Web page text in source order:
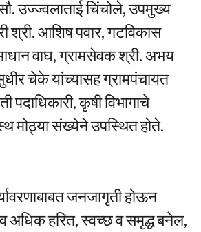
उज्ज्वलाताई चिंचोले, उपमुख्य
श्री. आशिष पवार, गटविकास
वाघ, ग्रामसेवक श्री. अभय
चेके यांच्यासह ग्रामपंचायत
पदाधिकारी, कृषी विभागाचे
मोठ्या संख्येने उपस्थित होते.
जनजागृती होऊन
अधिक हरित, स्वच्छ व समृद्ध बनेल,